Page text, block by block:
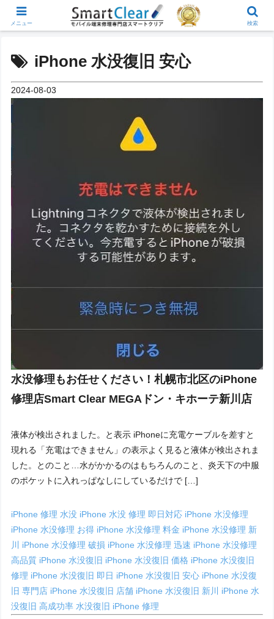
iPhone 水没復旧 安心
2024-08-03
水没修理もお任せください！札幌市北区のiPhone
修理店Smart Clear MEGAドン・キホーテ新川店
液体が検出されました。と表示 iPhoneに充電ケーブルを差すと
現れる「充電はできません」の表示よく見ると液体が検出されま
した。とのこと…水がかかるのはもちろんのこと、炎天下の中服
のポケットに入れっぱなしにしているだけで […]
iPhone 修理 水没 iPhone 水没 修理 即日対応 iPhone 水没修理
iPhone 水没修理 お得 iPhone 水没修理 料金 iPhone 水没修理 新
川 iPhone 水没修理 破損 iPhone 水没修理 迅速 iPhone 水没修理
高品質 iPhone 水没復旧 iPhone 水没復旧 価格 iPhone 水没復旧
修理 iPhone 水没復旧 即日 iPhone 水没復旧 安心 iPhone 水没復
旧 専門店 iPhone 水没復旧 店舗 iPhone 水没復旧 新川 iPhone 水
没復旧 高成功率 水没復旧 iPhone 修理
メニュー 検索